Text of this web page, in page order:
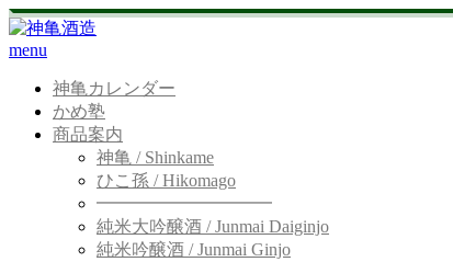
menu
神亀カレンダー
かめ塾
商品案内
神亀 / Shinkame
ひこ孫 / Hikomago
━━━━━━━━━━
純米大吟醸酒 / Junmai Daiginjo
純米吟醸酒 / Junmai Ginjo